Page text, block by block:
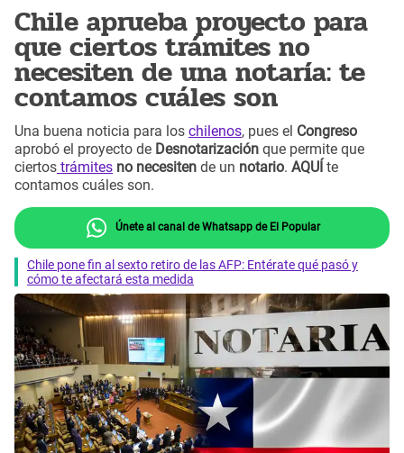
Chile aprueba proyecto para
que ciertos trámites no
necesiten de una notaría: te
contamos cuáles son
Una buena noticia para los chilenos, pues el Congreso
aprobó el proyecto de Desnotarización que permite que
ciertos trámites no necesiten de un notario. AQUÍ te
contamos cuáles son.
Únete al canal de Whatsapp de El Popular
Chile pone fin al sexto retiro de las AFP: Entérate qué pasó y
cómo te afectará esta medida